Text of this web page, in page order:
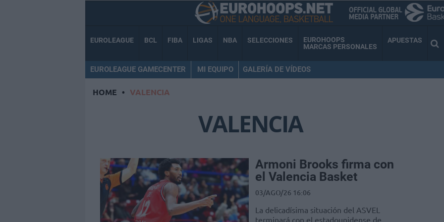
EUROLEAGUE BCL FIBA LIGAS NBA SELECCIONES
EUROHOOPS
MARCAS PERSONALES
APUESTAS
EUROLEAGUE GAMECENTER MI EQUIPO GALERÍA DE VÍDEOS
HOME • VALENCIA
VALENCIA
Armoni Brooks firma con
el Valencia Basket
03/AGO/26 16:06
La delicadísima situación del ASVEL
terminará con el estadounidense de